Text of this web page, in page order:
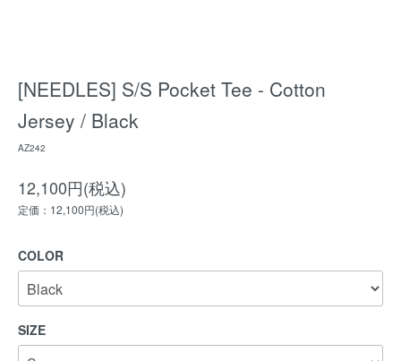
[NEEDLES] S/S Pocket Tee - Cotton
Jersey / Black
AZ242
12,100円(税込)
定価：12,100円(税込)
COLOR
SIZE